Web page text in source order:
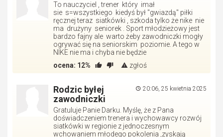
To nauczyciel , trener który imał
sie s=wszystkiego kiedyś był "gwiazdą" piłki
ręcznej teraz siatkówki , szkoda tylko że nike nie
ma drużyny seniorek . Sport młodzieżowy jest
bardzo fajny ale warto żeby zawodniczki mogły
ogrywać się na seniorskim poziomie. A tego w
NIKE nie ma i chyba nie będzie
ocena: 12% zgłoś
20:06, 25 kwietnia 2025
Rodzic byłej
zawodniczki
Gratuluje Panie Darku. Myślę, że z Pana
doświadczeniem trenera i wychowawcy rozwój
siatkówki w regionie z jednoczesnym
wchowaniem młodego pokolenia ,zyskają